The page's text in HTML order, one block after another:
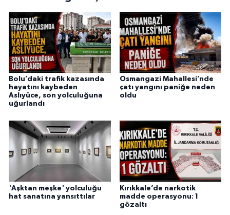
Bolu’daki trafik kazasında
hayatını kaybeden
Aslıyüce, son yolculuğuna
uğurlandı
Osmangazi Mahallesi’nde
çatı yangını paniğe neden
oldu
'Aşktan meşke' yolculuğu
hat sanatına yansıttılar
Kırıkkale’de narkotik
madde operasyonu: 1
gözaltı